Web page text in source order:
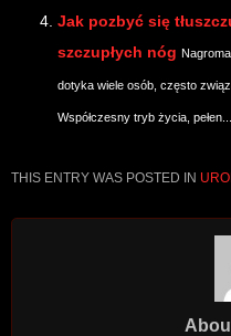
Jak pozbyć się
szczupłych nóg
dotyka wiele osób, często
Współczesny tryb życia, pełen...
THIS ENTRY WAS POSTED IN